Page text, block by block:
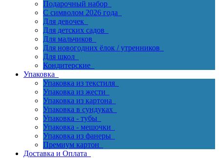
Подарочный набор
С символом 2026 года
Для девочек
Для детских садов
Для мальчиков
Для новогодних ёлок / утренников
Для школ
Кондитерские
Упаковка
Упаковка из текстиля
Упаковка из жести
Упаковка из картона
Упаковка в сундуках
Упаковка - тубы
Упаковка - мешочки
Упаковка из фанеры
Премиум картон
Доставка и Оплата